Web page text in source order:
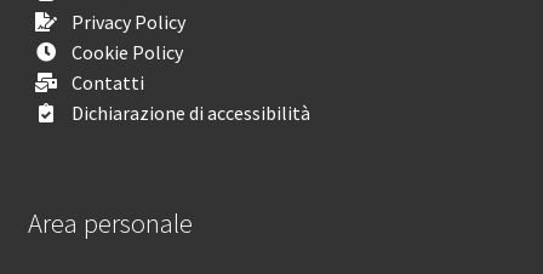
Privacy Policy
Cookie Policy
Contatti
Dichiarazione di accessibilità
Area personale